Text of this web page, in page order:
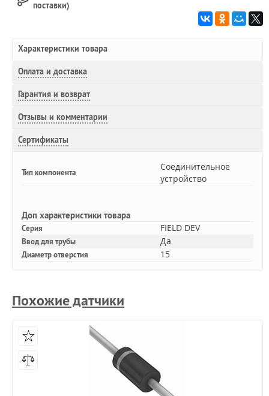
поставки)
Характеристики товара
Оплата и доставка
Гарантия и возврат
Отзывы и комментарии
Сертификаты
Тип компонента
Соединительное
устройство
Доп характеристики товара
Серия FIELD DEV
Ввод для трубы Да
Диаметр отверстия 15
Похожие датчики